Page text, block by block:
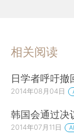
相关阅读
日学者呼吁撤
2014年08月04日
韩国会通过决
2014年07月11日